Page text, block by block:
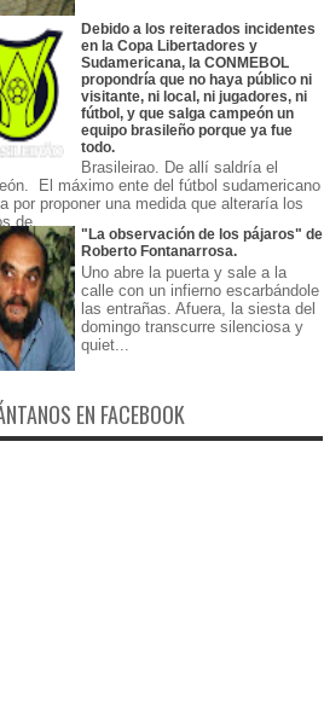
Debido a los reiterados incidentes
en la Copa Libertadores y
Sudamericana, la CONMEBOL
propondría que no haya público ni
visitante, ni local, ni jugadores, ni
fútbol, y que salga campeón un
equipo brasileño porque ya fue
todo.
Brasileirao. De allí saldría el
El máximo ente del fútbol sudamericano
por proponer una medida que alteraría los
de...
"La observación de los pájaros" de
Roberto Fontanarrosa.
Uno abre la puerta y sale a la
calle con un infierno escarbándole
las entrañas. Afuera, la siesta del
domingo transcurre silenciosa y
quiet...
EN FACEBOOK